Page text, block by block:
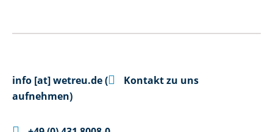
info [at]wetreu.de(
Kontakt zu uns
aufnehmen)